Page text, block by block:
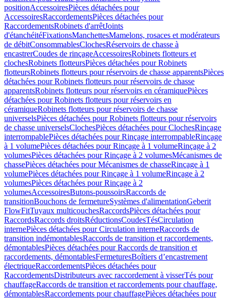
positionAccessoiresPièces détachées pour
AccessoiresRaccordementsPièces détachées pour
RaccordementsRobinets d'arrêtJoints
d'étanchéitéFixationsManchettesMamelons, rosaces et modérateurs
de débitConsommablesClochesRéservoirs de chasse à
encastrerCoudes de rinçageAccessoiresRobinets flotteurs et
clochesRobinets flotteursPièces détachées pour Robinets
flotteursRobinets flotteurs pour réservoirs de chasse apparentsPièces
détachées pour Robinets flotteurs pour réservoirs de chasse
apparentsRobinets flotteurs pour réservoirs en céramiquePièces
détachées pour Robinets flotteurs pour réservoirs en
céramiqueRobinets flotteurs pour réservoirs de chasse
universelsPièces détachées pour Robinets flotteurs pour réservoirs
de chasse universelsClochesPièces détachées pour ClochesRinçage
interrompablePièces détachées pour Rinçage interrompableRinçage
à 1 volumePièces détachées pour Rinçage à 1 volumeRinçage à 2
volumesPièces détachées pour Rinçage à 2 volumesMécanismes de
chassePièces détachées pour Mécanismes de chasseRinçage à 1
volumePièces détachées pour Rinçage à 1 volumeRinçage à 2
volumesPièces détachées pour Rinçage à 2
volumesAccessoiresButons-poussoirsRaccords de
transitionBouchons de fermetureSystèmes d'alimentationGeberit
FlowFitTuyaux multicouchesRaccordsPièces détachées pour
RaccordsRaccords droitsRéductionsCoudesTésCirculation
internePièces détachées pour Circulation interneRaccords de
transition indémontablesRaccords de transition et raccordements,
démontablesPièces détachées pour Raccords de transition et
raccordements, démontablesFermeturesBoîtiers d’encastrement
électriqueRaccordementsPièces détachées pour
RaccordementsDistributeurs avec raccordement à visserTés pour
chauffageRaccords de transition et raccordements pour chauffage,
démontablesRaccordements pour chauffagePièces détachées pour